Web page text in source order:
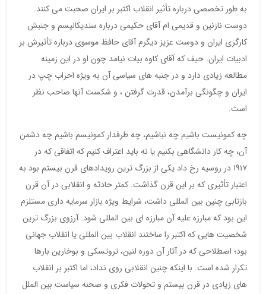
به طور تخصصی درباره تأثیر انقلاب اکتبر بر ایران صحبت می کنند.
دوست نازنین و قدیمی ام آقای حکیمی درباره سندیکالیسم و جنبش
کارگری ایران و دوست عزیز دیگرم آقای حافظ موسوی درباره تأثیرش بر
ادبیات ایران. حیف که آقای کاوه بیات نیامد چون او در این زمینه
مطالعه زیادی دارد و در جنبه های سیاسی آن به ویژه احزاب چپ در
ایران و چگونگی برآمدن، قدرت گرفتن ، و شکست آنها صاحب نظر
است.
چه کمونیست باشیم چه نباشیم، چه طرفدار کمونیسم باشیم چه دشمن
آن، چه کار دانشگاهی بکنیم یا نه باید اعتراف کنیم که اتفاقی که در
١٩١٧ در روسیه رخ داد یکی از بزرگ ترین رویدادهای قرن بیستم بود به
اعتبار تأثیری که بر این قرن گذاشت. کمتر حادثه و انقلابی در آن قرن
بازتابی چنین بین المللی داشت، شرایط ویژه بازار سرمایه داری مستلزم
این بود که مبارزه علیه آن مبارزه ای بین المللی شود. آرزوی بزرگ ترین
شخصیت هایی که اکتبر را ساختند انقلاب بین المللی یا انقلاب جهانی
بود؛ اصطلاحی که در آثار آن دوره لنین، تروتسکی و بوخارین بارها
تکرار شده است. با اینکه چنین انقلابی روی نداد، اما اکتبر بر انقلاب
های زیادی در قرن بیستم و تحولات فکری و صحنه سیاست بین الملل